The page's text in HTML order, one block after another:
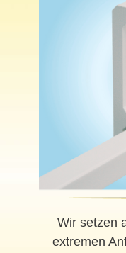
Wir setzen
extremen